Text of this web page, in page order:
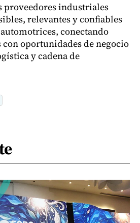
proveedores industriales
relevantes y confiables
conectando
con oportunidades de negocio
y cadena de